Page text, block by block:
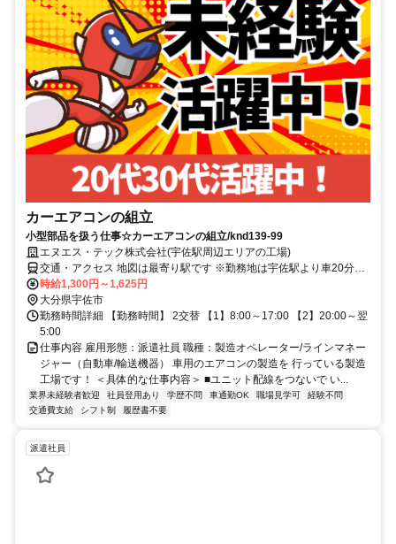
カーエアコンの組立
小型部品を扱う仕事☆カーエアコンの組立/knd139-99
エヌエス・テック株式会社(宇佐駅周辺エリアの工場)
交通・アクセス 地図は最寄り駅です ※勤務地は宇佐駅より車20分圏
内 ※車通勤OK
時給1,300円～1,625円
大分県宇佐市
勤務時間詳細 【勤務時間】 2交替 【1】8:00～17:00 【2】20:00～翌
5:00
仕事内容 雇用形態：派遣社員 職種：製造オペレーター/ラインマネー
ジャー（自動車/輸送機器） 車用のエアコンの製造を 行っている製造
工場です！ ＜具体的な仕事内容＞ ■ユニット配線をつないで い...
業界未経験者歓迎 社員登用あり 学歴不問 車通勤OK 職場見学可
経験不問
交通費支給
シフト制 履歴書不要
派遣社員